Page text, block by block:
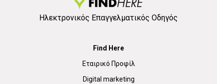
Ηλεκτρονικός Επαγγελματικός Οδηγός
Find Here
Εταιρικό Προφίλ
Digital marketing